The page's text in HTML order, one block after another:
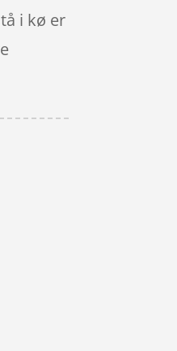
i kø er